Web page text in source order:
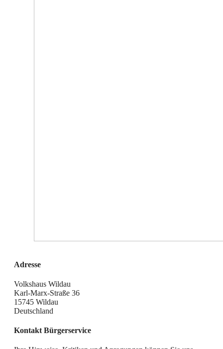
Adresse
Volkshaus Wildau
Karl-Marx-Straße 36
15745 Wildau
Deutschland
Kontakt Bürgerservice